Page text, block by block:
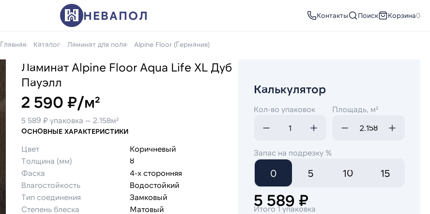
НЕВАПОЛ Контакты Поиск Корзина0
Главная Каталог Ламинат для пола Alpine Floor (Германия)
Ламинат Alpine Floor Aqua Life XL Дуб
Пауэлл
2 590 ₽/м²
5 589 ₽ упаковка — 2.158м²
ОСНОВНЫЕ ХАРАКТЕРИСТИКИ
Цвет
Коричневый
Толщина (мм)
8
Фаска
4-х сторонняя
Влагостойкость
Водостойкий
Тип соединения
Замковый
Степень блеска
Матовый
Калькулятор
Кол-во упаковок Площадь, м²
Запас на подрезку %
0 5 10 15
5 589 ₽
Итого 1 упаковка